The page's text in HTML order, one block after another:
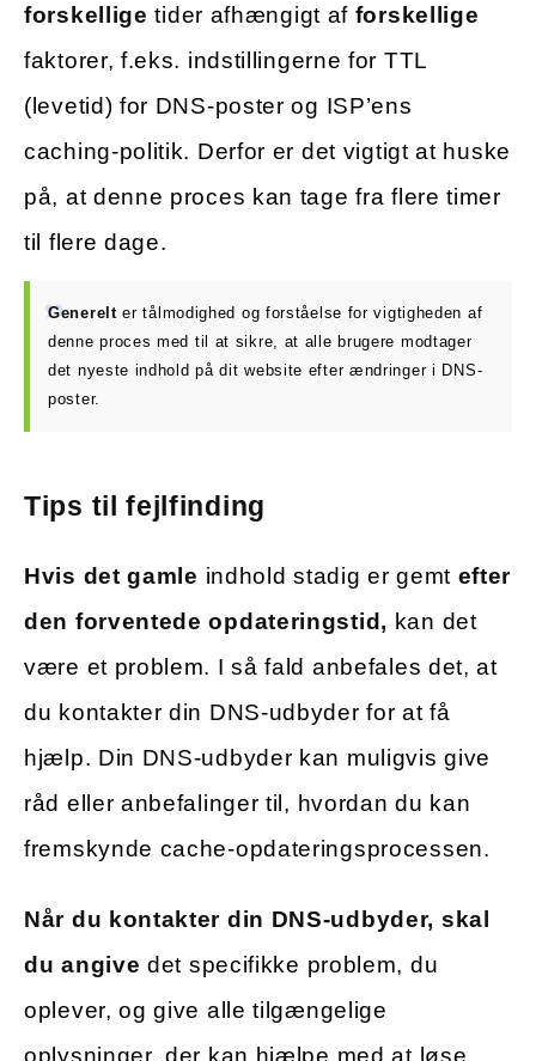
forskellige tider afhængigt af forskellige
faktorer, f.eks. indstillingerne for TTL
(levetid) for DNS-poster og ISP’ens
caching-politik. Derfor er det vigtigt at huske
på, at denne proces kan tage fra flere timer
til flere dage.
Generelt er tålmodighed og forståelse for vigtigheden af
denne proces med til at sikre, at alle brugere modtager
det nyeste indhold på dit website efter ændringer i DNS-
poster.
Tips til fejlfinding
Hvis det gamle indhold stadig er gemt efter
den forventede opdateringstid, kan det
være et problem. I så fald anbefales det, at
du kontakter din DNS-udbyder for at få
hjælp. Din DNS-udbyder kan muligvis give
råd eller anbefalinger til, hvordan du kan
fremskynde cache-opdateringsprocessen.
Når du kontakter din DNS-udbyder, skal
du angive det specifikke problem, du
oplever, og give alle tilgængelige
oplysninger, der kan hjælpe med at løse